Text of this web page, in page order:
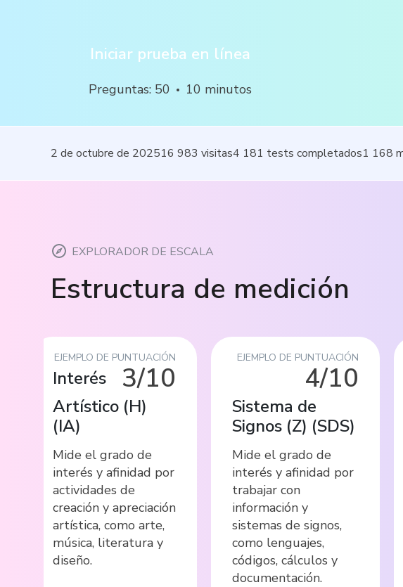
Iniciar prueba en línea
Preguntas: 50 10 minutos
2 de octubre de 202516 983 visitas4 181 tests completados1 168
EXPLORADOR DE ESCALA
Estructura de medición
EJEMPLO DE PUNTUACIÓN
3/10
Interés
Artístico (H)
(IA)
Mide el grado de
interés y afinidad por
actividades de
creación y apreciación
artística, como arte,
música, literatura y
diseño.
EJEMPLO DE PUNTUACIÓN
4/10
Sistema de
Signos (Z) (SDS)
Mide el grado de
interés y afinidad por
trabajar con
información y
sistemas de signos,
como lenguajes,
códigos, cálculos y
documentación.